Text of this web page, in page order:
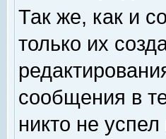
Так же, как и
только их
сообщения в
никто не